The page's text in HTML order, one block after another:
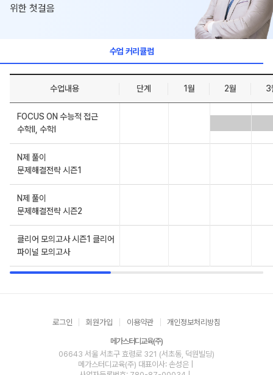
위한 첫걸음
수업 커리큘럼
수업내용 단계 1월 2월 3
FOCUS ON 수능적 접근
수학ll, 수학l
N제 풀이
문제해결전략 시즌1
N제 풀이
문제해결전략 시즌2
클리어 모의고사 시즌1 클리어
파이널 모의고사
로그인 회원가입 이용약관 개인정보처리방침
메가스터디교육(주)
06643 서울 서초구 효령로 321 (서초동, 덕원빌딩)
메가스터디교육(주) 대표이사: 손성은 |